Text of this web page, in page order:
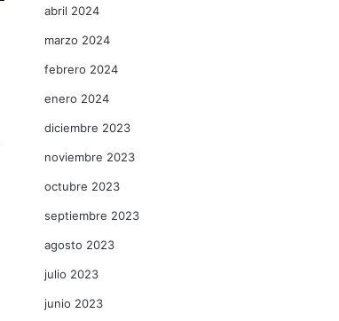
abril 2024
marzo 2024
febrero 2024
enero 2024
diciembre 2023
noviembre 2023
octubre 2023
septiembre 2023
agosto 2023
julio 2023
junio 2023